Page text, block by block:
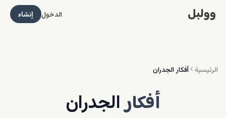
وولبل الدخول إنشاء
الرئيسية أفكار الجدران
أفكارالجدران